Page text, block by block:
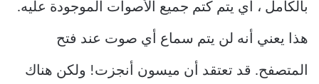
بالكامل ، أي يتم كتم جميع الأصوات الموجودة عليه.
هذا يعني أنه لن يتم سماع أي صوت عند فتح
المتصفح. قد تعتقد أن ميسون أنجزت! ولكن هناك